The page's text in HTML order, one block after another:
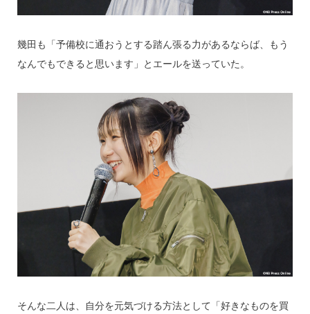
幾田も「予備校に通おうとする踏ん張る力があるならば、もう
なんでもできると思います」とエールを送っていた。
そんな二人は、自分を元気づける方法として「好きなものを買